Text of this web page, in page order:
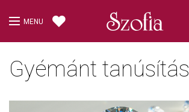
MENU
Gyémánt tanúsítás